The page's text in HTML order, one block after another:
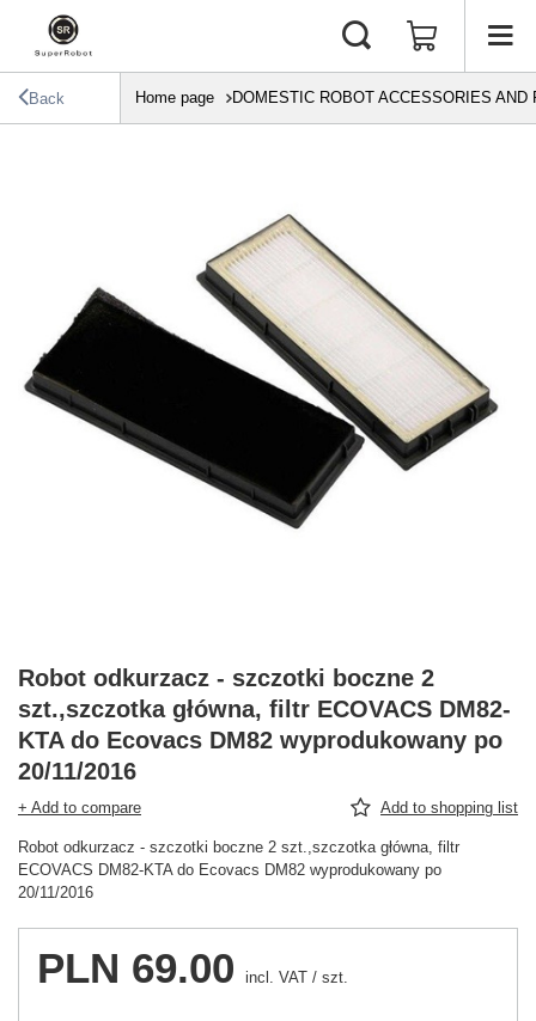
Back Home page DOMESTIC ROBOT ACCESSORIES AND
Robot odkurzacz - szczotki boczne 2
szt.,szczotka główna, filtr ECOVACS DM82-
KTA do Ecovacs DM82 wyprodukowany po
20/11/2016
+ Add to compare Add to shopping list
Robot odkurzacz - szczotki boczne 2 szt.,szczotka główna, filtr
ECOVACS DM82-KTA do Ecovacs DM82 wyprodukowany po
20/11/2016
PLN 69.00 incl. VAT / szt.